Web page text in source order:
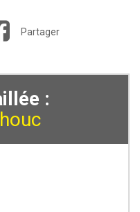
Partager
: